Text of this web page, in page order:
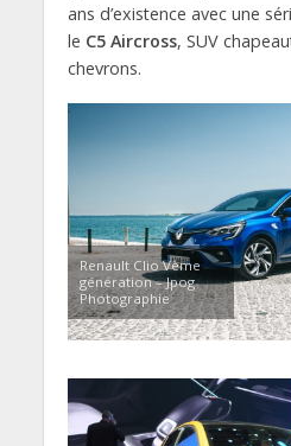
ans d’existence avec une
le C5 Aircross, SUV
chevrons.
Renault Clio Vème
génération – Jpog
Photographie